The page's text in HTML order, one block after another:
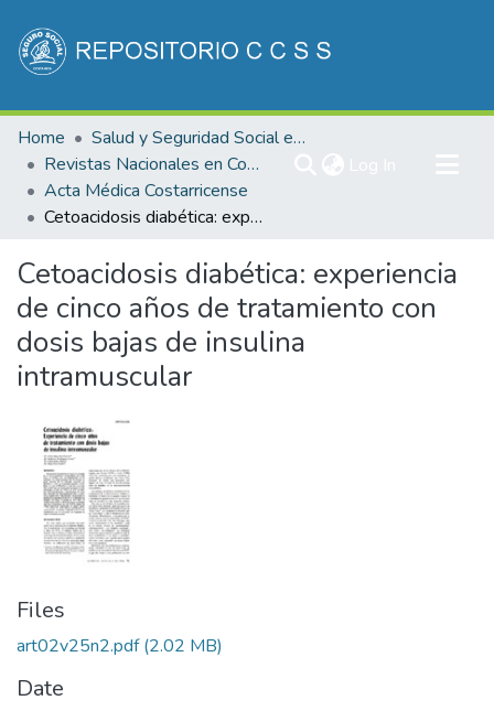
Communities & Collections
All of DSpace
Statistics
Home
Salud y Seguridad Social en Costa Rica
Revistas Nacionales en Costa Rica
Acta Médica Costarricense
Cetoacidosis diabética: experiencia de cinco años de tratamiento con dosis bajas de insulina intramuscular
Cetoacidosis diabética: experiencia
de cinco años de tratamiento con
dosis bajas de insulina
intramuscular
Files
art02v25n2.pdf(2.02 MB)
Date